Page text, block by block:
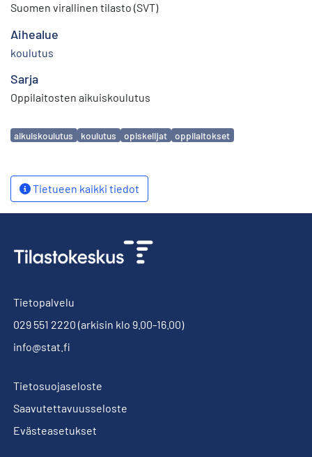
Suomen virallinen tilasto (SVT)
Aihealue
koulutus
Sarja
Oppilaitosten aikuiskoulutus
Avainsanat
aikuiskoulutus koulutus opiskelijat oppilaitokset
Tietueen kaikki tiedot
Tietopalvelu
029 551 2220 (arkisin klo 9.00-16.00)
info@stat.fi
Tietosuojaseloste
Saavutettavuusseloste
Evästeasetukset